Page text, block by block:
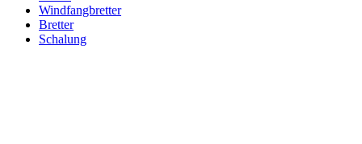
Windfangbretter
Bretter
Schalung